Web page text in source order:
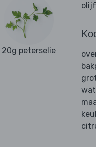
20g peterselie